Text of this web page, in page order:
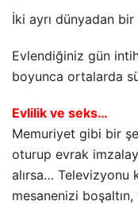
İki ayrı dünyadan
Evlendiğiniz gün
boyunca ortalarda
Evlilik ve seks…
Memuriyet gibi bir
oturup evrak
alırsa… Televizyonu
mesanenizi